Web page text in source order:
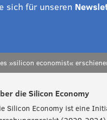
sich für unseren
»silicon economist«
die Silicon Economy
Silicon Economy ist eine